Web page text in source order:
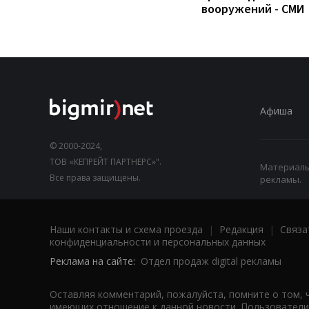
вооружений - СМИ
© 2000-2024,
ТОВ «КЕПРЕЙТ ПАРТНЕРС»".
Все права защищены.
Афиша
рекламы.
Наши контакты и схема проезда | Редакция |
конфиденциальности и персональных данных
Реклама на сайте: Отдел продаж digital рекламы
Оставляя комментарий, пожалуйста, помните о том,